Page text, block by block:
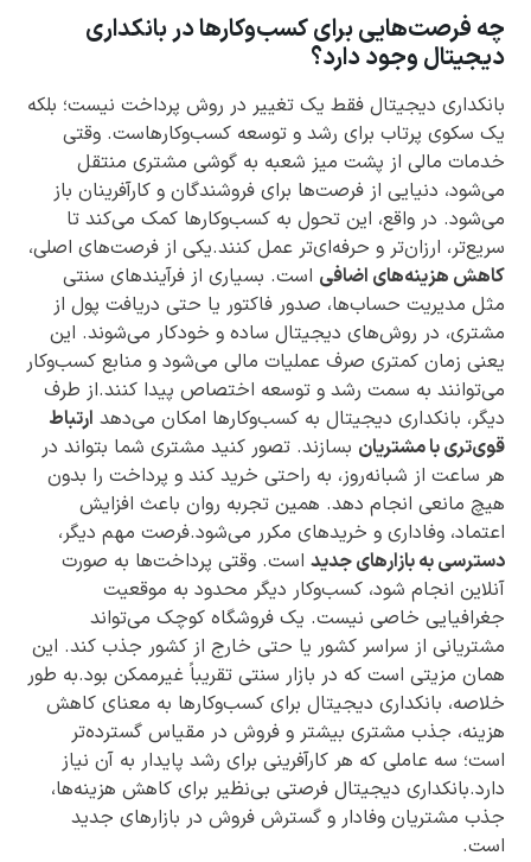
چه فرصت‌هایی برای کسب‌وکارها در بانکداری
دیجیتال وجود دارد؟
بانکداری دیجیتال فقط یک تغییر در روش پرداخت نیست؛ بلکه
یک سکوی پرتاب برای رشد و توسعه کسب‌وکارهاست. وقتی
خدمات مالی از پشت میز شعبه به گوشی مشتری منتقل
می‌شود، دنیایی از فرصت‌ها برای فروشندگان و کارآفرینان باز
می‌شود. در واقع، این تحول به کسب‌وکارها کمک می‌کند تا
سریع‌تر، ارزان‌تر و حرفه‌ای‌تر عمل کنند.یکی از فرصت‌های اصلی،
کاهش هزینه‌های اضافی است. بسیاری از فرآیندهای سنتی
مثل مدیریت حساب‌ها، صدور فاکتور یا حتی دریافت پول از
مشتری، در روش‌های دیجیتال ساده و خودکار می‌شوند. این
یعنی زمان کمتری صرف عملیات مالی می‌شود و منابع کسب‌وکار
می‌توانند به سمت رشد و توسعه اختصاص پیدا کنند.از طرف
دیگر، بانکداری دیجیتال به کسب‌وکارها امکان می‌دهد ارتباط
قوی‌تری با مشتریان بسازند. تصور کنید مشتری شما بتواند در
هر ساعت از شبانه‌روز، به راحتی خرید کند و پرداخت را بدون
هیچ مانعی انجام دهد. همین تجربه روان باعث افزایش
اعتماد، وفاداری و خریدهای مکرر می‌شود.فرصت مهم دیگر،
دسترسی به بازارهای جدید است. وقتی پرداخت‌ها به صورت
آنلاین انجام شود، کسب‌وکار دیگر محدود به موقعیت
جغرافیایی خاصی نیست. یک فروشگاه کوچک می‌تواند
مشتریانی از سراسر کشور یا حتی خارج از کشور جذب کند. این
همان مزیتی است که در بازار سنتی تقریباً غیرممکن بود.به طور
خلاصه، بانکداری دیجیتال برای کسب‌وکارها به معنای کاهش
هزینه، جذب مشتری بیشتر و فروش در مقیاس گسترده‌تر
است؛ سه عاملی که هر کارآفرینی برای رشد پایدار به آن نیاز
دارد.بانکداری دیجیتال فرصتی بی‌نظیر برای کاهش هزینه‌ها،
جذب مشتریان وفادار و گسترش فروش در بازارهای جدید
است.